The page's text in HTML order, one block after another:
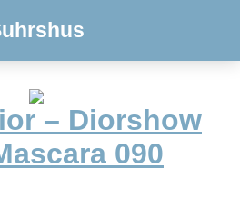
– Diorshow
090